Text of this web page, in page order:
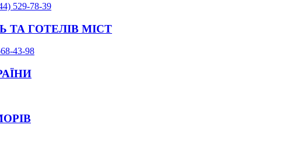
529-78-39
ТА ГОТЕЛІВ МІСТ
43-98